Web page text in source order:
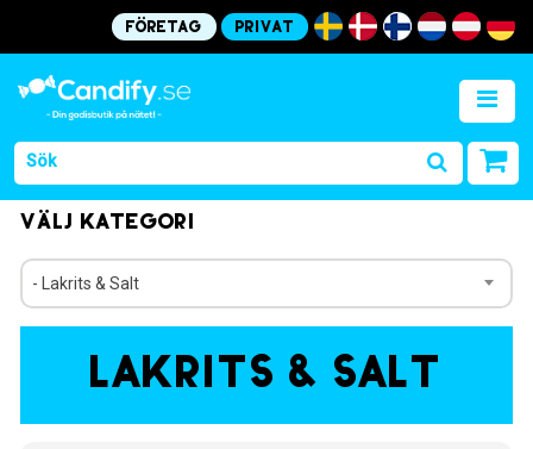
Företag Privat
Välj kategori
- Lakrits & Salt
Lakrits & Salt